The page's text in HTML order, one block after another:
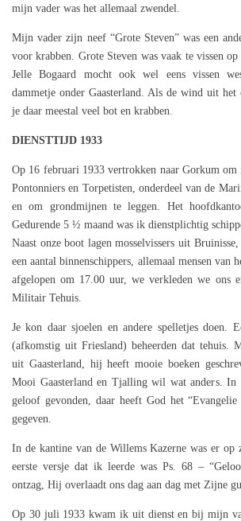
mijn vader was het allemaal zwendel.
Mijn vader zijn neef “Grote Steven” was een
voor krabben. Grote Steven was vaak te vissen
Jelle Bogaard mocht ook wel eens vissen
dammetje onder Gaasterland. Als de wind uit
je daar meestal veel bot en krabben.
DIENSTTIJD 1933
Op 16 februari 1933 vertrokken naar Gorkum om
Pontonniers en Torpetisten, onderdeel van de
en om grondmijnen te leggen. Het
Gedurende 5 ½ maand was ik dienstplichtig
Naast onze boot lagen mosselvissers uit
een aantal binnenschippers, allemaal mensen van
afgelopen om 17.00 uur, we verkleden we ons
Militair Tehuis.
Je kon daar sjoelen en andere spelletjes doen.
(afkomstig uit Friesland) beheerden dat tehuis.
uit Gaasterland, hij heeft mooie boeken
Mooi Gaasterland en Tjalling wil wat anders.
geloof gevonden, daar heeft God het
gegeven.
In de kantine van de Willems Kazerne was er op
eerste versje dat ik leerde was Ps. 68 –
ontzag, Hij overlaadt ons dag aan dag met Zijne
Op 30 juli 1933 kwam ik uit dienst en bij mijn